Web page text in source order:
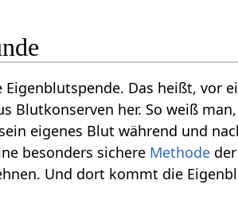
Das heißt, vor
Blutkonserven her. So weiß
eigenes Blut während und
besonders sichere Methode
Und dort kommt die